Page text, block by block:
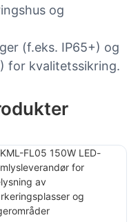
og
(f.eks. IP65+) og
for kvalitetssikring.